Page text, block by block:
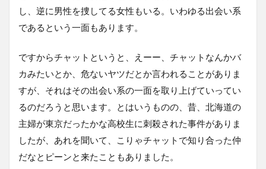
し、逆に男性を捜してる女性もいる。いわゆる出会い系
であるという一面もあります。
ですからチャットというと、えーー、チャットなんかバ
カみたいとか、危ないヤツだとか言われることがありま
すが、それはその出会い系の一面を取り上げていってい
るのだろうと思います。とはいうものの、昔、北海道の
主婦が東京だったかな高校生に刺殺された事件がありま
したが、あれを聞いて、こりゃチャットで知り合った仲
だなとピーンと来たこともありました。